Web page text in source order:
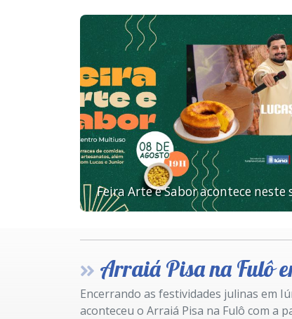
Arraiá Pisa na Fulô encerra as
Encerrando as festividades julinas em
aconteceu o Arraiá Pisa na Fulô com a